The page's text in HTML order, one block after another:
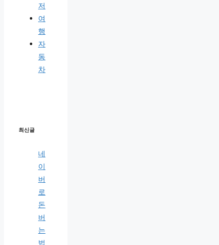
저
여
행
자
동
차
최신글
네
이
버
로
돈
버
는
법